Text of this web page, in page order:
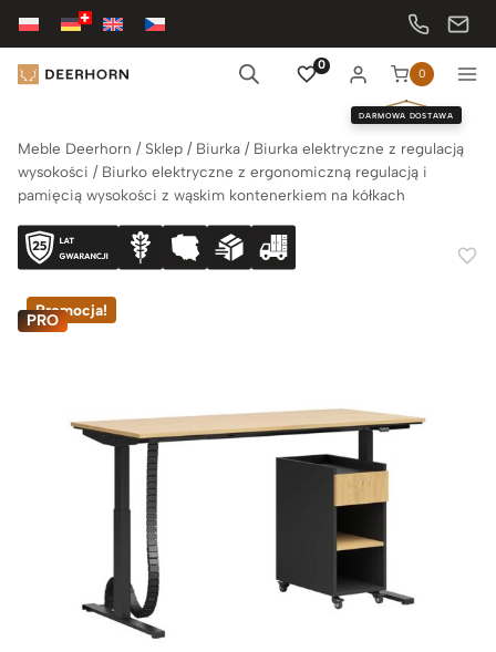
Przejdź
treści
0
0
DARMOWA DOSTAWA
Meble Deerhorn / Sklep / Biurka / Biurka elektryczne z regulacją
wysokości / Biurko elektryczne z ergonomiczną regulacją i
pamięcią wysokości z wąskim kontenerkiem na kółkach
Promocja!